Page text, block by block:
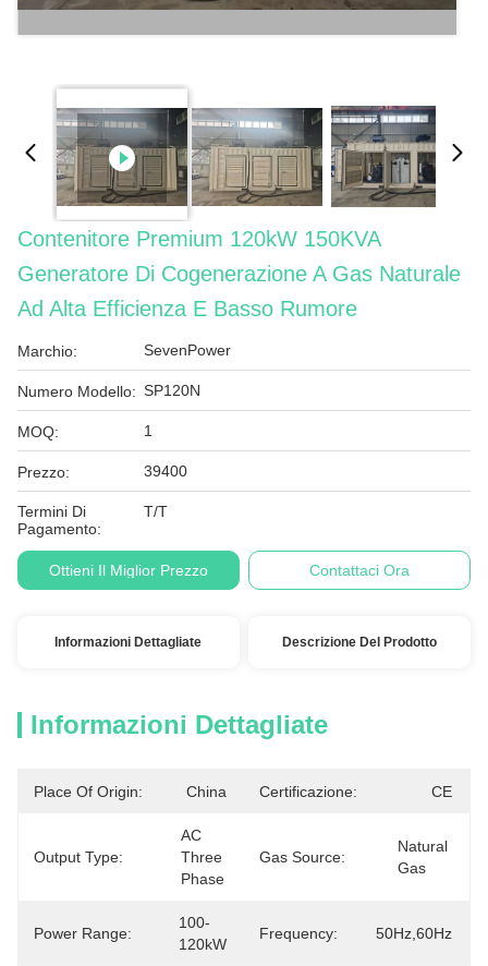
Contenitore Premium 120kW 150KVA
Generatore Di Cogenerazione A Gas Naturale
Ad Alta Efficienza E Basso Rumore
Marchio: SevenPower
Numero Modello: SP120N
MOQ: 1
Prezzo: 39400
Termini Di
Pagamento:
T/T
Ottieni Il Miglior Prezzo Contattaci Ora
Informazioni Dettagliate Descrizione Del Prodotto
Informazioni Dettagliate
Place Of Origin: China Certificazione: CE
Output Type:
AC
Three
Phase
Gas Source:
Natural
Gas
Power Range:
100-
120kW
Frequency: 50Hz,60Hz